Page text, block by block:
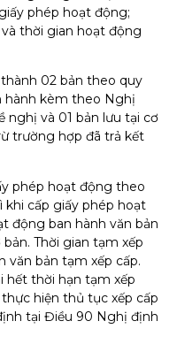
phép hoạt động;
thời gian hoạt động
02 bản theo quy
hành kèm theo Nghị
nghị và 01 bản lưu tại cơ
trường hợp đã trả kết
phép hoạt động theo
khi cấp giấy phép hoạt
động ban hành văn bản
Thời gian tạm xếp
văn bản tạm xếp cấp.
hết thời hạn tạm xếp
hiện thủ tục xếp cấp
tại Điều 90 Nghị định